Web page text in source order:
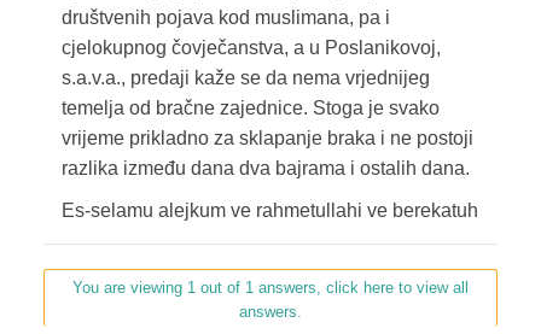
društvenih pojava kod muslimana, pa i
cjelokupnog čovječanstva, a u Poslanikovoj,
s.a.v.a., predaji kaže se da nema vrjednijeg
temelja od bračne zajednice. Stoga je svako
vrijeme prikladno za sklapanje braka i ne postoji
razlika između dana dva bajrama i ostalih dana.
Es-selamu alejkum ve rahmetullahi ve berekatuh
You are viewing 1 out of 1 answers, click here to view all
answers.